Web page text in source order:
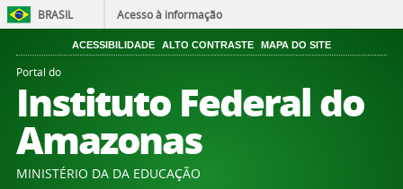
BRASIL Acesso à informação
ACESSIBILIDADE ALTO CONTRASTE MAPA DO SITE
Portal do
Instituto Federal do
Amazonas
MINISTÉRIO DA DA EDUCAÇÃO